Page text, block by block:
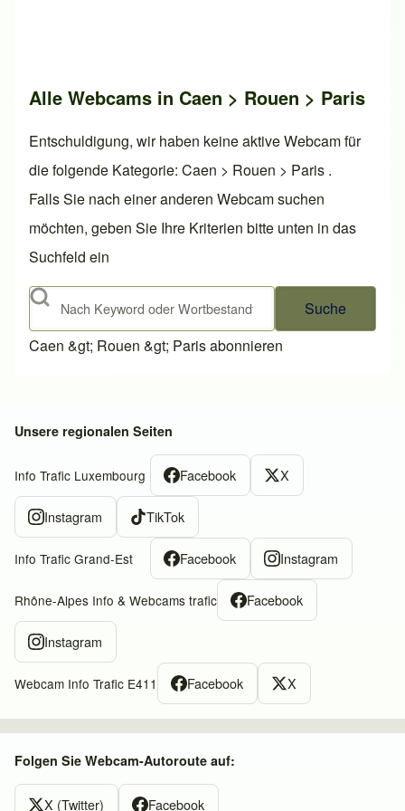
Alle Webcams in Caen > Rouen > Paris
Entschuldigung, wir haben keine aktive Webcam für
die folgende Kategorie: Caen > Rouen > Paris .
Falls Sie nach einer anderen Webcam suchen
möchten, geben Sie Ihre Kriterien bitte unten in das
Suchfeld ein
Suche
Caen &gt; Rouen &gt; Paris abonnieren
Unsere regionalen Seiten
Info Trafic Luxembourg Facebook X
Instagram TikTok
Info Trafic Grand-Est Facebook Instagram
Rhône-Alpes Info & Webcams trafic Facebook
Instagram
Webcam Info Trafic E411 Facebook X
Folgen Sie Webcam-Autoroute auf:
X (Twitter) Facebook